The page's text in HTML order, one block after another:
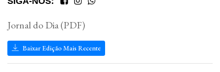
Jornal do Dia (PDF)
Baixar Edição Mais Recente